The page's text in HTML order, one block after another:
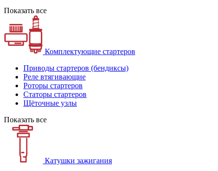
Показать все
Комплектующие стартеров
Приводы стартеров (бендиксы)
Реле втягивающие
Роторы стартеров
Статоры стартеров
Щёточные узлы
Показать все
Катушки зажигания